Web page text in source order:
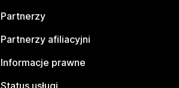
Partnerzy
Partnerzy afiliacyjni
Informacje prawne